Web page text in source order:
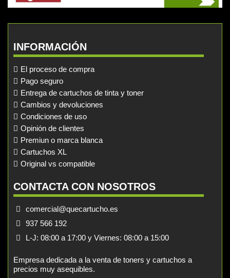
INFORMACIÓN
El proceso de compra
Pago seguro
Entrega de cartuchos de tinta y toner
Cambios y devoluciones
Condiciones de uso
Opinión de clientes
Premiun o marca blanca
Cartuchos XL
Original vs compatible
CONTACTA CON NOSOTROS
comercial@quecartucho.es
937 566 192
L-J: 08:00 a 17:00 y Viernes: 08:00 a 15:00
Empresa dedicada a la venta de toners y cartuchos a
precios muy asequibles.